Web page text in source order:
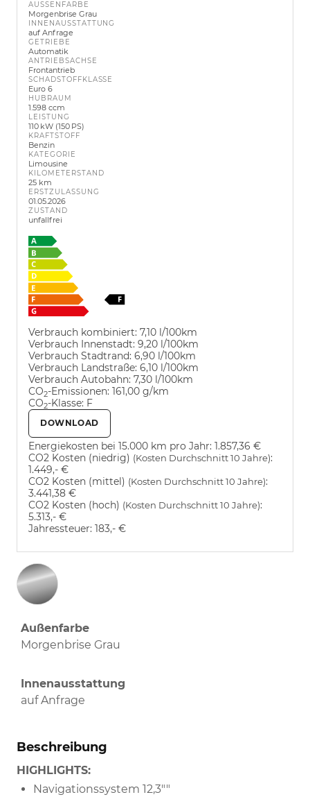
AUSSENFARBE
Morgenbrise Grau
INNENAUSSTATTUNG
auf Anfrage
GETRIEBE
Automatik
ANTRIEBSACHSE
Frontantrieb
SCHADSTOFFKLASSE
Euro 6
HUBRAUM
1.598 ccm
LEISTUNG
110 kW (150 PS)
KRAFTSTOFF
Benzin
KATEGORIE
Limousine
KILOMETERSTAND
25 km
ERSTZULASSUNG
01.05.2026
ZUSTAND
unfallfrei
Verbrauch kombiniert: 7,10 l/100km
Verbrauch Innenstadt: 9,20 l/100km
Verbrauch Stadtrand: 6,90 l/100km
Verbrauch Landstraße: 6,10 l/100km
Verbrauch Autobahn: 7,30 l/100km
CO2-Emissionen: 161,00 g/km
CO2-Klasse: F
DOWNLOAD
Energiekosten bei 15.000 km pro Jahr: 1.857,36 €
CO2 Kosten (niedrig) (Kosten Durchschnitt 10 Jahre):
1.449,- €
CO2 Kosten (mittel) (Kosten Durchschnitt 10 Jahre):
3.441,38 €
CO2 Kosten (hoch) (Kosten Durchschnitt 10 Jahre):
5.313,- €
Jahressteuer: 183,- €
Außenfarbe
Morgenbrise Grau
Innenausstattung
auf Anfrage
Beschreibung
HIGHLIGHTS:
Navigationssystem 12,3""